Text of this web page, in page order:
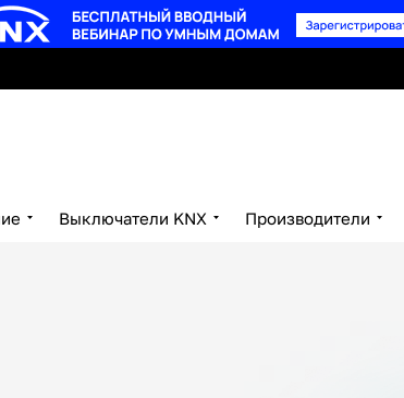
Выключатели KNX Производители